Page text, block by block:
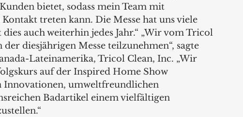
bietet, sodass mein Team mit
treten kann. Die Messe hat uns viele
auch weiterhin jedes Jahr.“ „Wir vom Tricol
der diesjährigen Messe teilzunehmen“, sagte
Lateinamerika, Tricol Clean, Inc. „Wir
auf der Inspired Home Show
Innovationen, umweltfreundlichen
Badartikel einem vielfältigen